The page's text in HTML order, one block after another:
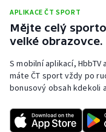
Rychlobruslení
Rychlostní kanoistika
Short track
Sportovní střelba
Stolní tenis
APLIKACE ČT SPORT
Mějte celý
velké obrazovce.
S mobilní aplikací,
máte ČT sport vždy po
bonusový obsah kdekoli